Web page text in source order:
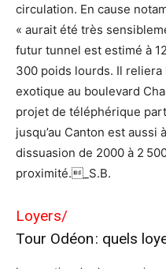
circulation. En cause
« aurait été très
futur tunnel est estimé à
300 poids lourds. Il
exotique au boulevard
projet de téléphérique
jusqu’au Canton est aussi
dissuasion de 2000 à 2
proximité._S.B.
Loyers/
Tour Odéon : quels